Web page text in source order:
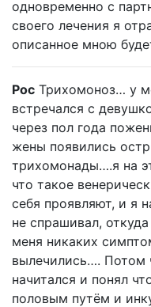
одновременно с
своего лечения я
описанное мною
Рос Трихомоноз… у
встречался с
через пол года
жены появились
трихомонады….я на
что такое
себя проявляют, и я
не спрашивал,
меня никаких
вылечились…. Потом
начитался и понял
половым путём и